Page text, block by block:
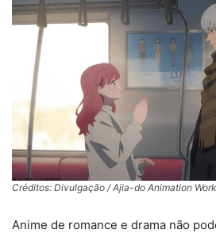
Créditos: Divulgação / Ajia-do Animation
Anime de romance e drama não